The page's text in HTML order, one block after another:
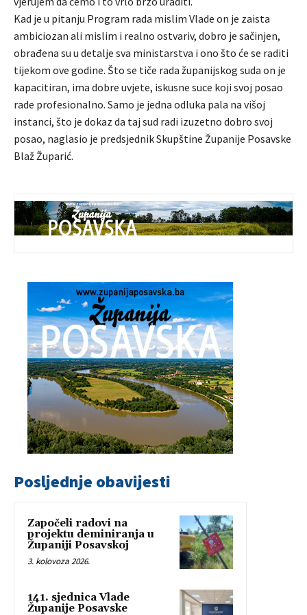
Kad je u pitanju Program rada mislim Vlade on je zaista
ambiciozan ali mislim i realno ostvariv, dobro je sačinjen,
obrađena su u detalje sva ministarstva i ono što će se raditi
tijekom ove godine. Što se tiče rada županijskog suda on je
kapacitiran, ima dobre uvjete, iskusne suce koji svoj posao
rade profesionalno. Samo je jedna odluka pala na višoj
instanci, što je dokaz da taj sud radi izuzetno dobro svoj
posao, naglasio je predsjednik Skupštine Županije Posavske
Blaž Župarić.
Posljednje obavijesti
Započeli radovi na
projektu deminiranja u
Županiji Posavskoj
3. kolovoza 2026.
141. sjednica Vlade
Županije Posavske